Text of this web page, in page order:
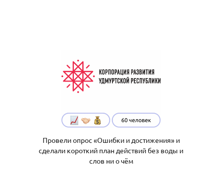
Провели опрос «Ошибки и достижения» и
сделали короткий план действий без воды и
слов ни о чём